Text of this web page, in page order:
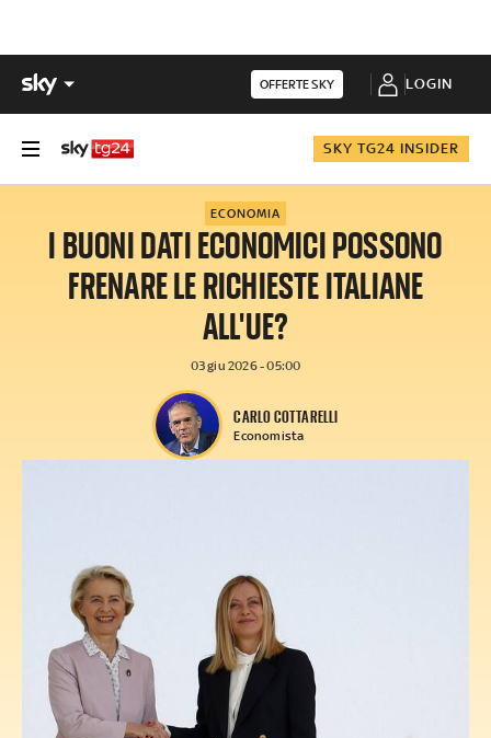
OFFERTE SKY LOGIN
SKY TG24 INSIDER
ECONOMIA
I BUONI DATI ECONOMICI POSSONO
FRENARE LE RICHIESTE ITALIANE
ALL'UE?
03 giu 2026 - 05:00
CARLO COTTARELLI
Economista